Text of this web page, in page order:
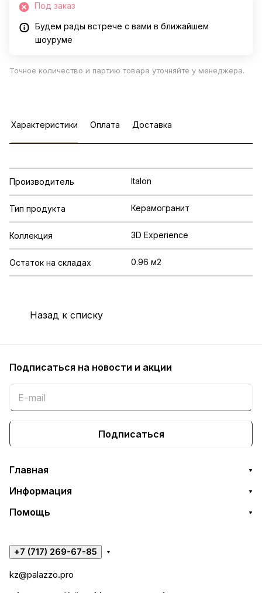
Под заказ
Будем рады встрече с вами в ближайшем
шоуруме
Точное количество и партию товара уточняйте у менеджера.
Характеристики Оплата Доставка
Производитель Italon
Тип продукта Керамогранит
Коллекция 3D Experience
Остаток на складах 0.96 м2
Назад к списку
Подписаться на новости и акции
Подписаться
Главная
Информация
Помощь
+7 (717) 269-67-85
kz@palazzo.pro